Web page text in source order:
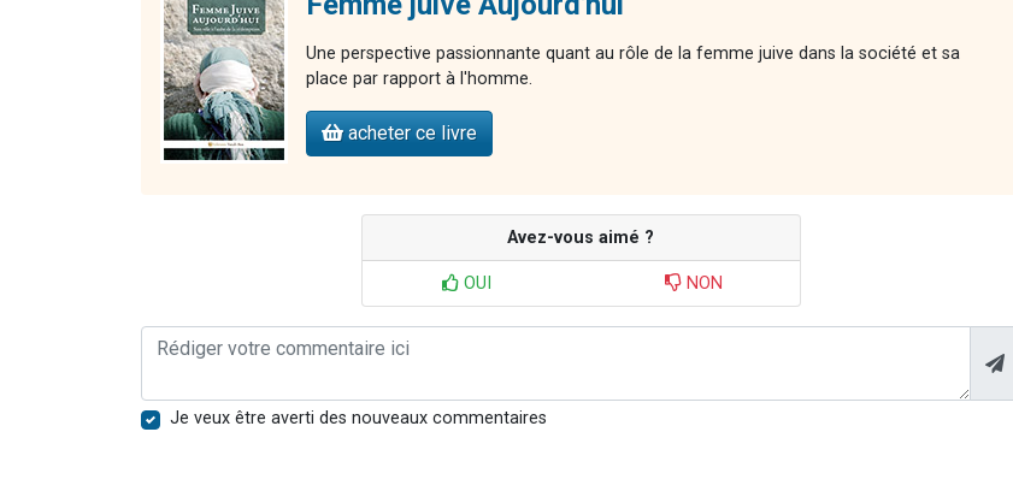
Une perspective passionnante quant au rôle de la femme juive dans la société et sa
place par rapport à l'homme.
acheter ce livre
Avez-vous aimé ?
OUI NON
Je veux être averti des nouveaux commentaires